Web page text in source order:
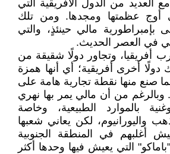
العديد من الدول الأفريقية التي
أوج عظمتها ومجدها. ومن تلك
بإمبراطورية مالي حينئذٍ، والتي
في العصر الحديث.
أفريقيا، وتجاور دولًا شقيقة من
دولًا أخرى أفريقية؛ أي أنها همزة
صنع منها نقطة تجارية هامة على
وبالرغم من أن مالي يمر بها نهري
بالموارد الطبيعية، وخاصة
واليورانيوم، لكن يعاني شعبها
أغلبهم في المنطقة الجنوبية
التي يعيش فيها وحدها أكثر